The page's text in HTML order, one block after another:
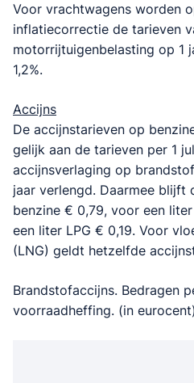
Voor vrachtwagens worden
inflatiecorrectie de tarieven
motorrijtuigenbelasting op 1
1,2%.
Accijns
De accijnstarieven op
gelijk aan de tarieven per 1
accijnsverlaging op
jaar verlengd. Daarmee blijft
benzine € 0,79, voor een
een liter LPG € 0,19. Voor
(LNG) geldt hetzelfde
Brandstofaccijns. Bedragen
voorraadheffing. (in eurocent)